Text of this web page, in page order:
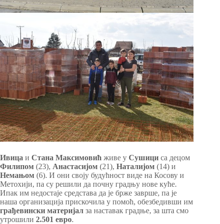
Ивица и Стана Максимовић живе у Сушици са децом
Филипом (23), Анастасијом (21), Наталијом (14) и
Немањом (6). И они своју будућност виде на Косову и
Метохији, па су решили да почну градњу нове куће.
Ипак им недостаје средстава да је брже заврше, па је
наша организација прискочила у помоћ, обезбедивши им
грађевински материјал за наставак градње, за шта смо
утрошили 2.501 евро.